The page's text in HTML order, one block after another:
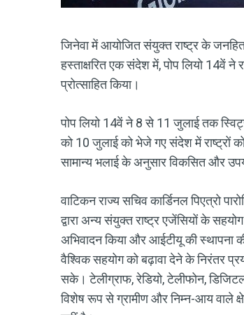
जिनेवा में आयोजित संयुक्त राष्ट्र के जनहित
हस्ताक्षरित एक संदेश में, पोप लियो 14वें ने
प्रोत्साहित किया।
पोप लियो 14वें ने 8 से 11 जुलाई तक
को 10 जुलाई को भेजे गए संदेश में राष्ट्रों
सामान्य भलाई के अनुसार विकसित और
वाटिकन राज्य सचिव कार्डिनल पिएत्रो
द्वारा अन्य संयुक्त राष्ट्र एजेंसियों के
अभिवादन किया और आईटीयू की स्थापना
वैश्विक सहयोग को बढ़ावा देने के निरंतर
सके। टेलीग्राफ, रेडियो, टेलीफोन,
विशेष रूप से ग्रामीण और निम्न-आय वाले